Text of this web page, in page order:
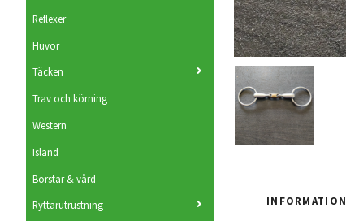
Reflexer
Huvor
Täcken
Trav och körning
Western
Island
Borstar & vård
Ryttarutrustning INFORMATION